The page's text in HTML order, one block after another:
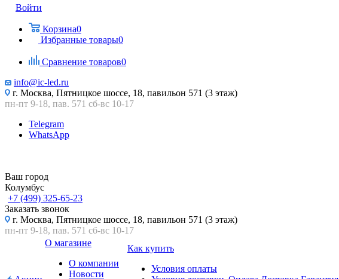
Войти
Корзина0
Избранные товары0
Сравнение товаров0
info@ic-led.ru
г. Москва, Пятницкое шоссе, 18, павильон 571 (3 этаж)
пн-пт 9-18, пав. 571 сб-вс 10-17
Telegram
WhatsApp
Ваш город
Колумбус
+7 (499) 325-65-23
Заказать звонок
г. Москва, Пятницкое шоссе, 18, павильон 571 (3 этаж)
пн-пт 9-18, пав. 571 сб-вс 10-17
О магазине
О компании
Новости
Как купить
Условия оплаты